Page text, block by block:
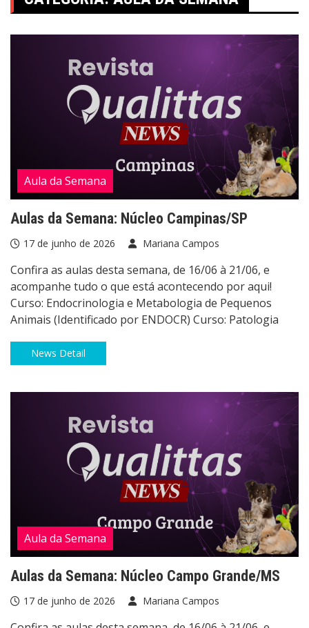
Aula da Semana
Aulas da Semana: Núcleo Campinas/SP
17 de junho de 2026 Mariana Campos
Confira as aulas desta semana, de 16/06 à 21/06, e
acompanhe tudo o que está acontecendo por aqui!
Curso: Endocrinologia e Metabologia de Pequenos
Animais (Identificado por ENDOCR) Curso: Patologia
News Detail
Aula da Semana
Aulas da Semana: Núcleo Campo Grande/MS
17 de junho de 2026 Mariana Campos